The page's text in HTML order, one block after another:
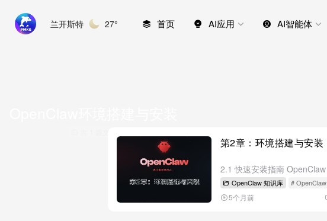
兰开斯特 27° 首页 AI应用 AI智能体
第2章：环境搭建与安装
OpenClaw 知识库 # OpenClaw
5个月前